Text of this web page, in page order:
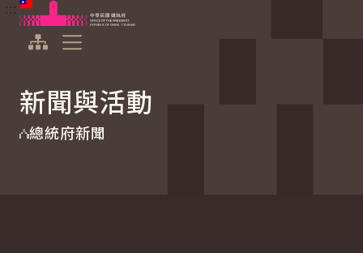
跳到主要內容
中華民國總統府
新聞與活動
總統府新聞